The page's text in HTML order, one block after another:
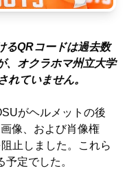
るQRコードは過去数
、オクラホマ州立大学
れていません。
がヘルメットの後
像、および肖像権
止しました。これら
定でした。